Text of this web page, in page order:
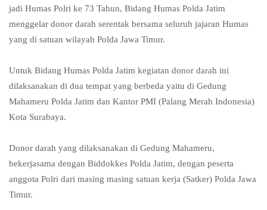
jadi Humas Polri ke 73 Tahun, Bidang Humas Polda Jatim
menggelar donor darah serentak bersama seluruh jajaran Humas
yang di satuan wilayah Polda Jawa Timur.
Untuk Bidang Humas Polda Jatim kegiatan donor darah ini
dilaksanakan di dua tempat yang berbeda yaitu di Gedung
Mahameru Polda Jatim dan Kantor PMI (Palang Merah Indonesia)
Kota Surabaya.
Donor darah yang dilaksanakan di Gedung Mahameru,
bekerjasama dengan Biddokkes Polda Jatim, dengan peserta
anggota Polri dari masing masing satuan kerja (Satker) Polda Jawa
Timur.